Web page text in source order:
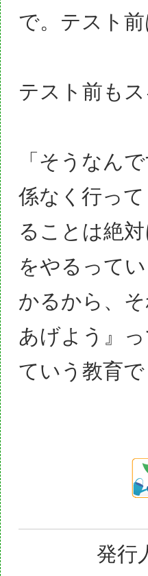
で。テスト
テスト前もス
「そうなん
係なく行っ
ることは絶
をやるって
かるから、
あげよう』
ていう教育で
発行